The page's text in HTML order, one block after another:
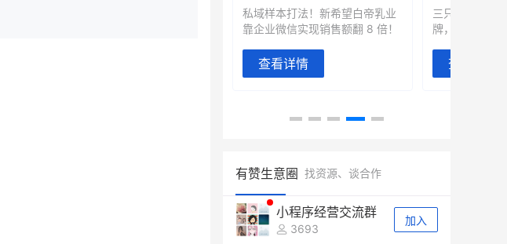
私域样本打法！新希望白帝乳业
靠企业微信实现销售额翻 8 倍！
查看详情
三只松鼠旗下
牌，22天便拿
查看详情
有赞生意圈 找资源、谈合作
小程序经营交流群
3693
加入